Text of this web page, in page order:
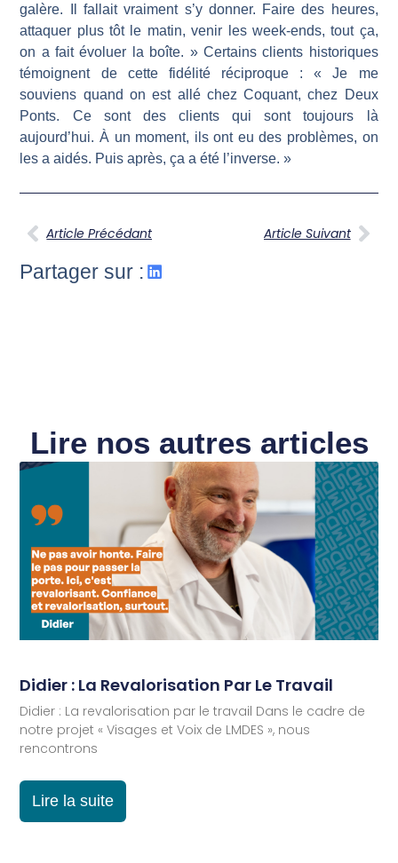
galère. Il fallait vraiment s’y donner. Faire des heures,
attaquer plus tôt le matin, venir les week-ends, tout ça,
on a fait évoluer la boîte. » Certains clients historiques
témoignent de cette fidélité réciproque : « Je me
souviens quand on est allé chez Coquant, chez Deux
Ponts. Ce sont des clients qui sont toujours là
aujourd’hui. À un moment, ils ont eu des problèmes, on
les a aidés. Puis après, ça a été l’inverse. »
Article Précédant Article Suivant
Partager sur :
Lire nos autres articles
Didier : La Revalorisation Par Le Travail
Didier : La revalorisation par le travail Dans le cadre de
notre projet « Visages et Voix de LMDES », nous
rencontrons
Lire la suite